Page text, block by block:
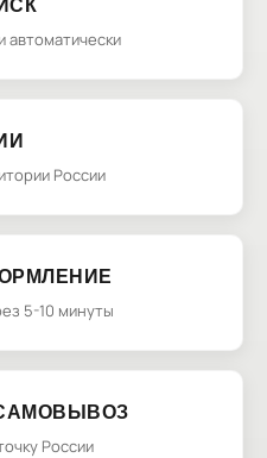
автоматически
России
5-10 минуты
России